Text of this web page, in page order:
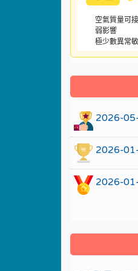
空氣質量可
弱影響
極少數異常
:::
2026-05-
2026-
2026-